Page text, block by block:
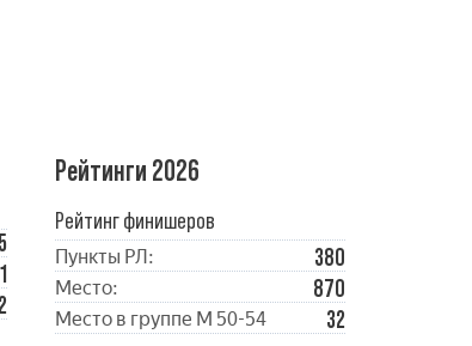
1
2
Рейтинги 2026
Рейтинг финишеров
Пункты РЛ: 380
Место: 870
Место в группе М 50-54 32